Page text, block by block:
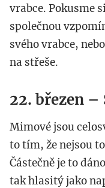
vrabce. Pokusme
společnou
svého vrabce,
na střeše.
22. březen –
Mimové jsou
to tím, že nejsou
Částečně je to
tak hlasitý jako